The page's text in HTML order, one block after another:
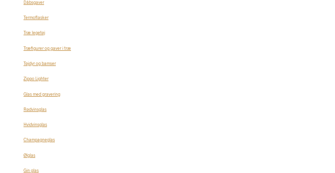
Dåbsgaver
Termoflasker
Træ legetøj
Træfigurer og gaver i træ
Tøjdyr og bamser
Zippo Lighter
Glas med gravering
Rødvinsglas
Hvidvinsglas
Champagneglas
Ølglas
Gin glas